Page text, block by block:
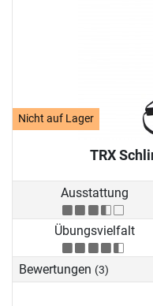
Nicht auf Lager
TRX
Ausstattung
Übungsvielfalt
Bewertungen (3)